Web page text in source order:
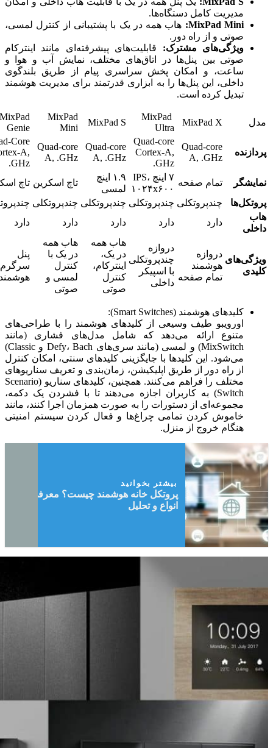
مدیریت کامل دستگاه‌ها.
MixPad Mini:
هاب همه در یک با پشتیبانی از کنترل لمسی،
صوتی و از راه دور.
ویژگی‌های مشترک: قابلیت‌های پیشرفته‌ای مانند اینترکام
صوتی بین پنل‌ها در اتاق‌های مختلف، نمایش آب و هوا و
ساعت، و امکان پخش سراسری پیام از طریق بلندگوی
داخلی، این پنل‌ها را به ابزاری قدرتمند برای مدیریت هوشمند
تبدیل کرده است.
مدل MixPad X
MixPad
Ultra
MixPad S
MixPad
Mini
MixPad
Genie
پردازنده
Quad-core
A, .GHz
Quad-core
Cortex-A,
.GHz
Quad-core
A, .GHz
Quad-core
A, .GHz
Core
A,
.GHz
نمایشگر
تمام صفحه
۷ اینچ IPS،
۱۰۲۴x۶۰۰
۱.۹ اینچ
لمسی
تاچ اسکرین تاچ
پروتکل‌ها
چندپروتکلی چندپروتکلی چندپروتکلی چندپروتکلی
هاب
داخلی
دارد دارد دارد دارد دارد
ویژگی‌های
کلیدی
دروازه
هوشمند
تمام صفحه
دروازه
چندپروتکلی
با اسپیکر
داخلی
هاب همه
در یک،
اینترکام،
کنترل
صوتی
هاب همه
در یک با
کنترل
لمسی و
صوتی
پنل
کلیدهای هوشمند (Smart Switches):
اورویبو طیف وسیعی از کلیدهای هوشمند را با طراحی‌های
متنوع ارائه می‌دهد که شامل مدل‌های فشاری (مانند
MixSwitch) و لمسی (مانند سری‌های Defy، Bach و Classic)
می‌شود. این کلیدها با جایگزینی کلیدهای سنتی، امکان کنترل
از راه دور از طریق اپلیکیشن، زمان‌بندی و تعریف سناریوهای
مختلف را فراهم می‌کنند. همچنین، کلیدهای سناریو (Scenario
Switch) به کاربران اجازه می‌دهند تا با فشردن یک دکمه،
مجموعه‌ای از دستورات را به صورت همزمان اجرا کنند، مانند
خاموش کردن تمامی چراغ‌ها و فعال کردن سیستم امنیتی
هنگام خروج از منزل.
بیشتر بخوانید
پروتکل خانه هوشمند چیست؟ معرفی جامع
انواع و تحلیل